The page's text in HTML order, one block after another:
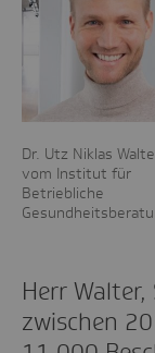
Dr. Utz Niklas
vom Institut für
Betriebliche
Herr
zwischen